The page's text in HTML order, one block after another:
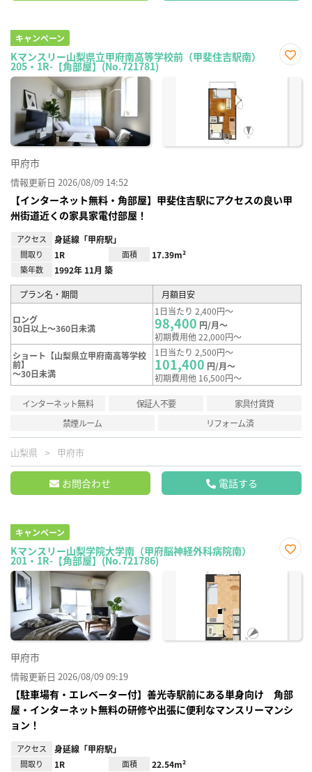
キャンペーン
Kマンスリー山梨県立甲府南高等学校前（甲斐住吉駅南）
205・1R-【角部屋】(No.721781)
に入
甲府市
情報更新日 2026/08/09 14:52
【インターネット無料・角部屋】甲斐住吉駅にアクセスの良い甲
州街道近くの家具家電付部屋！
アクセス 身延線「甲府駅」
間取り 1R 面積 17.39m²
築年数 1992年 11月 築
プラン名・期間 月額目安
ロング
30日以上～360日未満
1日当たり 2,400円～
98,400 円/月～
初期費用他 22,000円～
ショート【山梨県立甲府南高等学校
前】
～30日未満
1日当たり 2,500円～
101,400 円/月～
初期費用他 16,500円～
インターネット無料 保証人不要
家具付賃貸
禁煙ルーム
リフォーム済
山梨県 甲府市
お問合わせ 電話する
キャンペーン
Kマンスリー山梨学院大学南（甲府脳神経外科病院南）
201・1R-【角部屋】(No.721786)
に入
甲府市
情報更新日 2026/08/09 09:19
【駐車場有・エレベーター付】善光寺駅前にある単身向け 角部
屋・インターネット無料の研修や出張に便利なマンスリーマンシ
ョン！
アクセス 身延線「甲府駅」
間取り 1R 面積 22.54m²